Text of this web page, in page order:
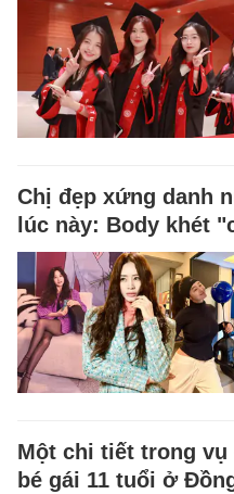
Chị đẹp xứng danh
lúc này: Body khét
Một chi tiết trong vụ
bé gái 11 tuổi ở